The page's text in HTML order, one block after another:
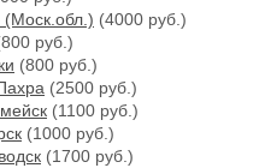
(Моск.обл.) (4000 руб.)
руб.)
(800 руб.)
(2500 руб.)
(1100 руб.)
(1000 руб.)
(1700 руб.)